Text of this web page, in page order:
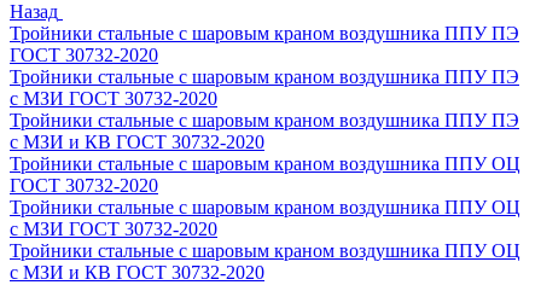
Назад
Тройники стальные с шаровым краном воздушника ППУ ПЭ
ГОСТ 30732-2020
Тройники стальные с шаровым краном воздушника ППУ ПЭ
с МЗИ ГОСТ 30732-2020
Тройники стальные с шаровым краном воздушника ППУ ПЭ
с МЗИ и КВ ГОСТ 30732-2020
Тройники стальные с шаровым краном воздушника ППУ ОЦ
ГОСТ 30732-2020
Тройники стальные с шаровым краном воздушника ППУ ОЦ
с МЗИ ГОСТ 30732-2020
Тройники стальные с шаровым краном воздушника ППУ ОЦ
с МЗИ и КВ ГОСТ 30732-2020